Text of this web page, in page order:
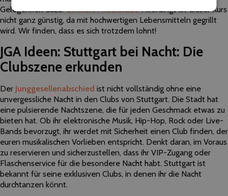
Gelegenheit dazu:Grillkurs Filderstadt.Allerdings ist dieser Kurs
nicht ganz günstig, da mit hochwertigen Lebensmitteln gegrillt
wird. Wir finden, dass es sich trotzdem lohnt!
JGA Ideen: Stuttgart bei Nacht: Die
Clubszene erkunden
Der Junggesellenabschied ist nicht vollständig ohne eine
unvergessliche Nacht in den Clubs von Stuttgart. Die Stadt hat
eine pulsierende Nachtszene, die für jeden Geschmack etwas zu
bieten hat. Ob ihr elektronische Musik, Hip-Hop, Rock oder Live-
Bands bevorzugt, ihr werdet mit Sicherheit einen Club finden, der
euren musikalischen Vorlieben entspricht. Denkt daran, im Voraus
zu reservieren und sicherzustellen, dass ihr VIP-Zugang oder
Flaschenservice für die besondere Nacht habt. Stuttgart ist
bekannt für seine exklusiven Clubs, in denen ihr die Nacht
durchtanzen könnt.